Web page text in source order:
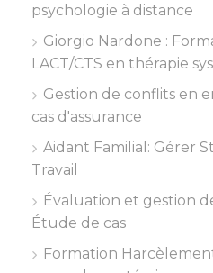
psychologie à distance
Giorgio Nardone :
LACT/CTS en thérapie
Gestion de conflits en
cas d'assurance
Aidant Familial: Gérer
Travail
Évaluation et gestion
Étude de cas
Formation